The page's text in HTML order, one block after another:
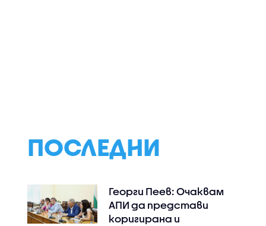
ПОСЛЕДНИ
Георги Пеев: Очаквам
АПИ да представи
коригирана и